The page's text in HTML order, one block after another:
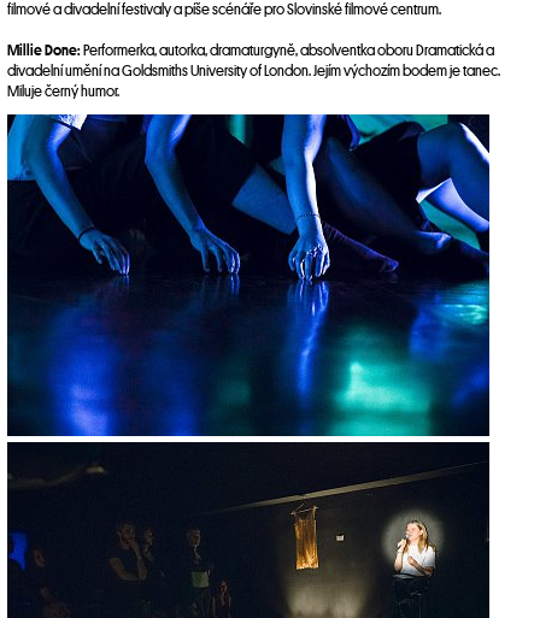
filmové a divadelní festivaly a píše scénáře pro Slovinské filmové centrum.
Millie Done: Performerka, autorka, dramaturgyně, absolventka oboru Dramatická a
divadelní umění na Goldsmiths University of London. Jejím výchozím bodem je tanec.
Miluje černý humor.